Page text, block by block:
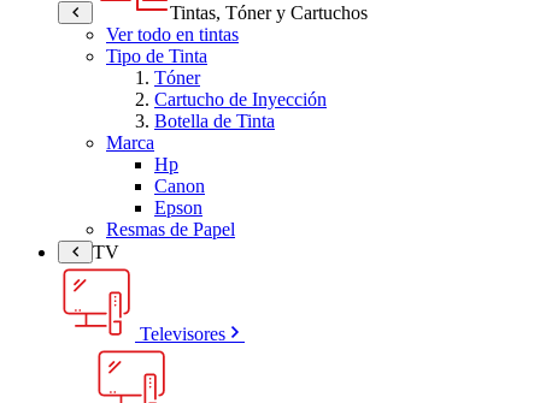
Tintas, Tóner y Cartuchos
Ver todo en tintas
Tipo de Tinta
Tóner
Cartucho de Inyección
Botella de Tinta
Marca
Hp
Canon
Epson
Resmas de Papel
TV
Televisores